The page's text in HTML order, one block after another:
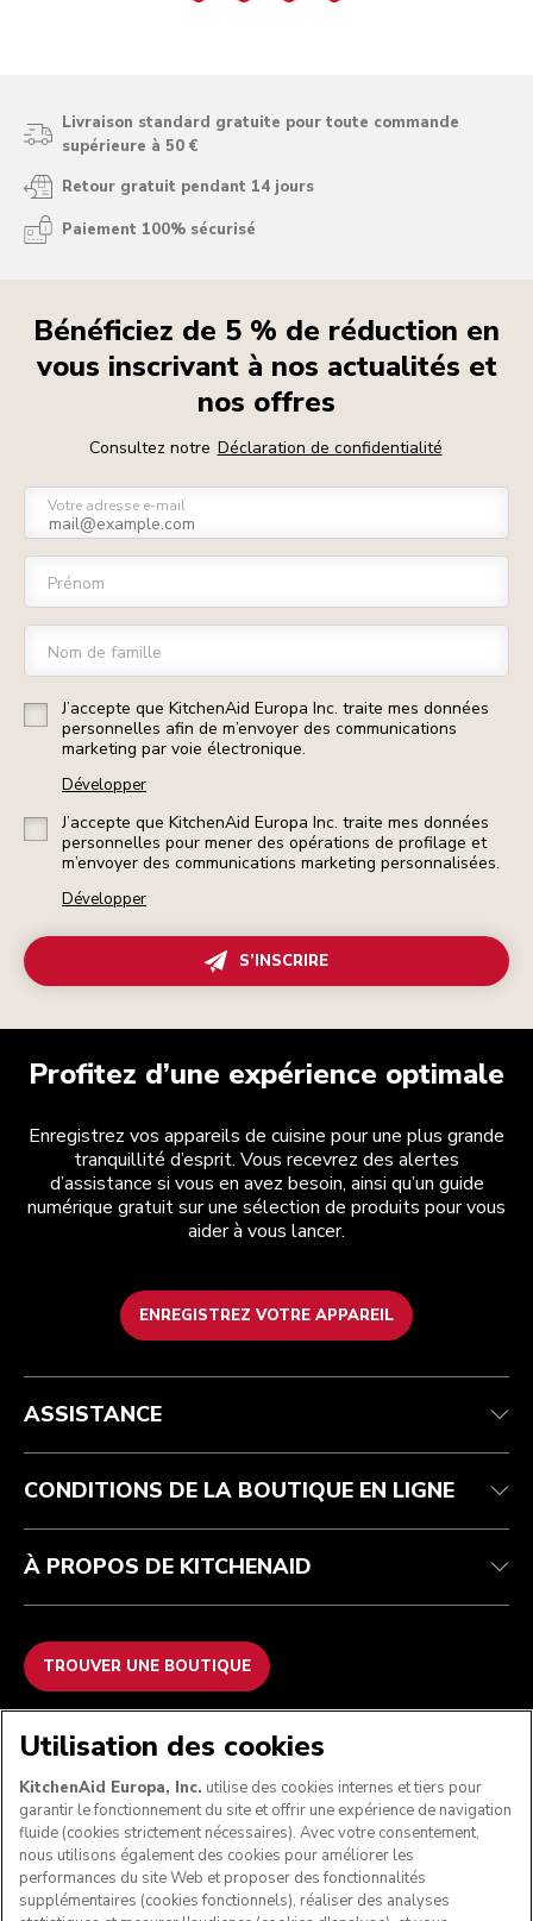
Livraison standard gratuite pour toute commande
supérieure à 50 €
Retour gratuit pendant 14 jours
Paiement 100% sécurisé
Bénéficiez de 5 % de réduction en
vous inscrivant à nos actualités et
nos offres
Consultez notre Déclaration de confidentialité
Votre adresse e-mail
Prénom
Nom de famille
J’accepte que KitchenAid Europa Inc. traite mes données
personnelles afin de m’envoyer des communications
marketing par voie électronique.
Développer
J’accepte que KitchenAid Europa Inc. traite mes données
personnelles pour mener des opérations de profilage et
m’envoyer des communications marketing personnalisées.
Développer
S’INSCRIRE
Profitez d’une expérience optimale
Enregistrez vos appareils de cuisine pour une plus grande
tranquillité d’esprit. Vous recevrez des alertes
d’assistance si vous en avez besoin, ainsi qu’un guide
numérique gratuit sur une sélection de produits pour vous
aider à vous lancer.
ENREGISTREZ VOTRE APPAREIL
Health Check
Suivez votre commande
Garantie et documents
Recupel
Conditions générales de vente
Retours et remboursements
Imprint
ODR
La marque
Trouver une boutique
ASSISTANCE
CONDITIONS DE LA BOUTIQUE EN LIGNE
À PROPOS DE KITCHENAID
TROUVER UNE BOUTIQUE
NOUS ACCEPTONS
SUIVEZ-NOUS
Utilisation des cookies
KitchenAid Europa, Inc. utilise des cookies internes et tiers pour
garantir le fonctionnement du site et offrir une expérience de navigation
fluide (cookies strictement nécessaires). Avec votre consentement,
nous utilisons également des cookies pour améliorer les
performances du site Web et proposer des fonctionnalités
supplémentaires (cookies fonctionnels), réaliser des analyses